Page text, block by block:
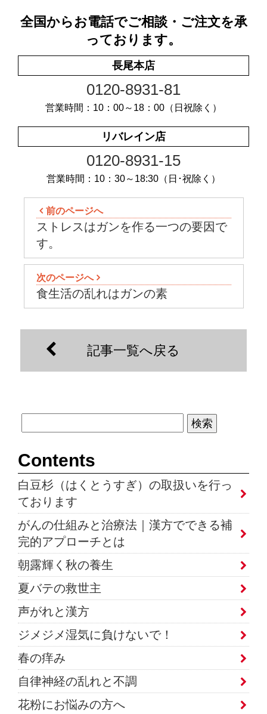
全国からお電話でご相談・ご注文を承
っております。
長尾本店
0120-8931-81
営業時間：10：00～18：00（日祝除く）
リバレイン店
0120-8931-15
営業時間：10：30～18:30（日･祝除く）
前のページへ
ストレスはガンを作る一つの要因で
す。
次のページへ
食生活の乱れはガンの素
記事一覧へ戻る
Contents
白豆杉（はくとうすぎ）の取扱いを行っ
ております
がんの仕組みと治療法｜漢方でできる補
完的アプローチとは
朝露輝く秋の養生
夏バテの救世主
声がれと漢方
ジメジメ湿気に負けないで！
春の痒み
自律神経の乱れと不調
花粉にお悩みの方へ